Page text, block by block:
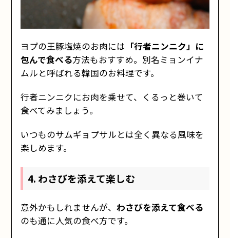
ヨプの王豚塩焼のお肉には 「行者ニンニク」に
包んで食べる方法もおすすめ。別名ミョンイナ
ムルと呼ばれる韓国のお料理です。
行者ニンニクにお肉を乗せて、くるっと巻いて
食べてみましょう。
いつものサムギョプサルとは全く異なる風味を
楽しめます。
4. わさびを添えて楽しむ
意外かもしれませんが、わさびを添えて食べる
のも通に人気の食べ方です。